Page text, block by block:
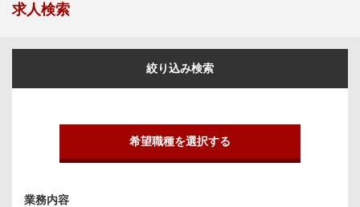
求人検索
絞り込み検索
希望職種を選択する
業務内容